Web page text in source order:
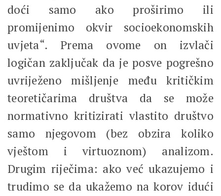
doći samo ako proširimo ili
promijenimo okvir socioekonomskih
uvjeta“. Prema ovome on izvlači
logičan zaključak da je posve pogrešno
uvriježeno mišljenje među kritičkim
teoretičarima društva da se može
normativno kritizirati vlastito društvo
samo njegovom (bez obzira koliko
vještom i virtuoznom) analizom.
Drugim riječima: ako već ukazujemo i
trudimo se da ukažemo na korov idući